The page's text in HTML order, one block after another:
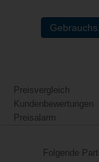
Preisvergleich
Kundenbewertungen
Preisalarm
Folgende